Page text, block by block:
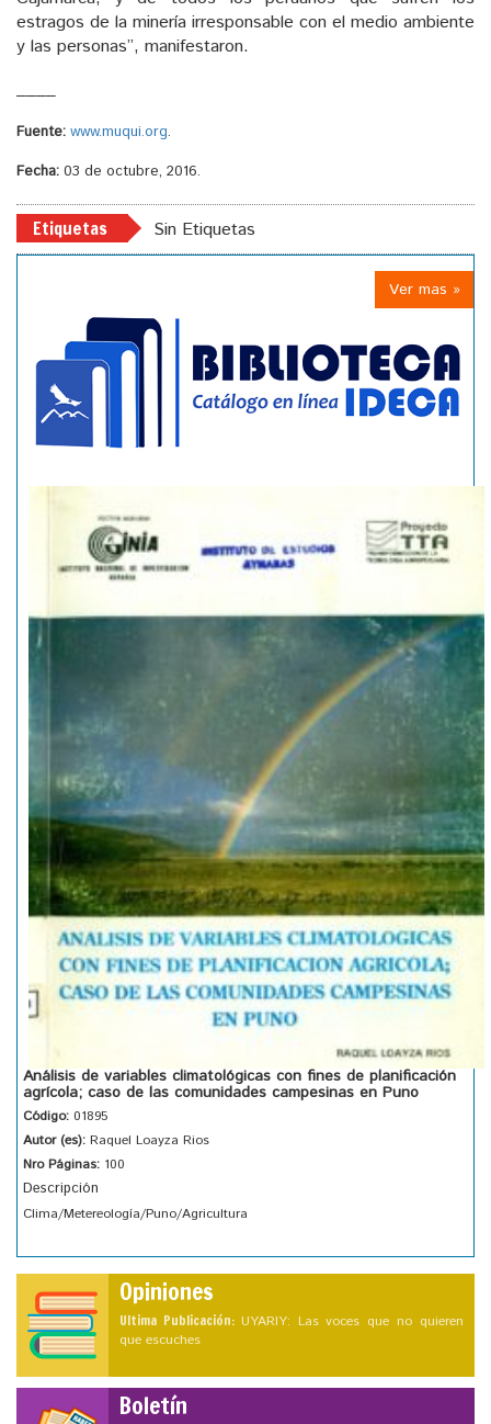
estragos de la minería irresponsable con el medio ambiente
y las personas”, manifestaron.
Fuente: www.muqui.org.
Fecha: 03 de octubre, 2016.
Etiquetas Sin Etiquetas
Ver mas »
Análisis de variables climatológicas con fines de planificación
agrícola; caso de las comunidades campesinas en Puno
Código: 01895
Autor (es): Raquel Loayza Rios
Nro Páginas: 100
Descripción
Clima/Metereología/Puno/Agricultura
Opiniones
Ultima Publicación: UYARIY: Las voces que no quieren
que escuches
Boletín